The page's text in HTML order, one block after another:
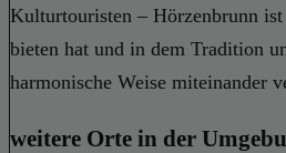
Kulturtouristen – Hörzenbrunn
bieten hat und in dem Tradition
harmonische Weise miteinander
weitere Orte in der